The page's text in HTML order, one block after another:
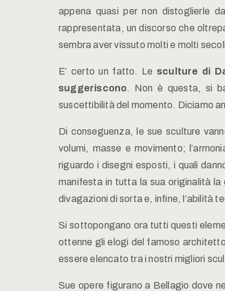
appena quasi per non distoglierle
rappresentata, un discorso che
sembra aver vissuto molti e molti
E’ certo un fatto. Lesculture di
suggeriscono. Non è questa, si
suscettibilità del momento. Diciamo
Di conseguenza, le sue sculture
volumi, masse e movimento;
riguardo i disegni esposti, i quali
manifesta in tutta la sua originalità la
divagazioni di sorta e, infine, l’abilità
Si sottopongano ora tutti questi
ottenne gli elogi del famoso
essere elencato tra i nostri migliori
Sue opere figurano a Bellagio dove